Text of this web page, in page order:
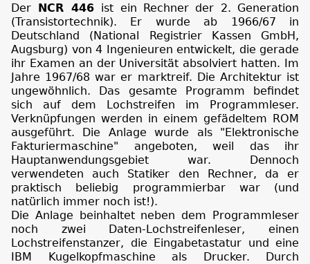
Der NCR 446 ist ein Rechner der 2. Generation
(Transistortechnik). Er wurde ab 1966/67 in
Deutschland (National Registrier Kassen GmbH,
Augsburg) von 4 Ingenieuren entwickelt, die gerade
ihr Examen an der Universität absolviert hatten. Im
Jahre 1967/68 war er marktreif. Die Architektur ist
ungewöhnlich. Das gesamte Programm befindet
sich auf dem Lochstreifen im Programmleser.
Verknüpfungen werden in einem gefädeltem ROM
ausgeführt. Die Anlage wurde als "Elektronische
Fakturiermaschine" angeboten, weil das ihr
Hauptanwendungsgebiet war. Dennoch
verwendeten auch Statiker den Rechner, da er
praktisch beliebig programmierbar war (und
natürlich immer noch ist!).
Die Anlage beinhaltet neben dem Programmleser
noch zwei Daten-Lochstreifenleser, einen
Lochstreifenstanzer, die Eingabetastatur und eine
IBM Kugelkopfmaschine als Drucker. Durch